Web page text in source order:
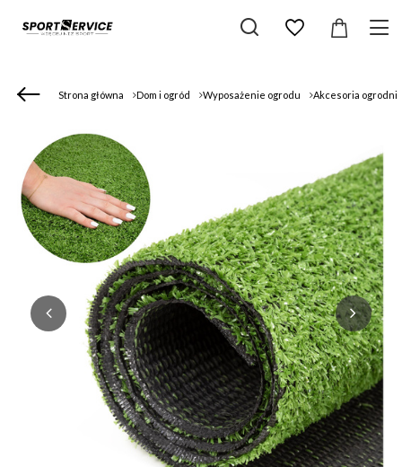
Strona główna Dom i ogród Wyposażenie ogrodu Akcesoria